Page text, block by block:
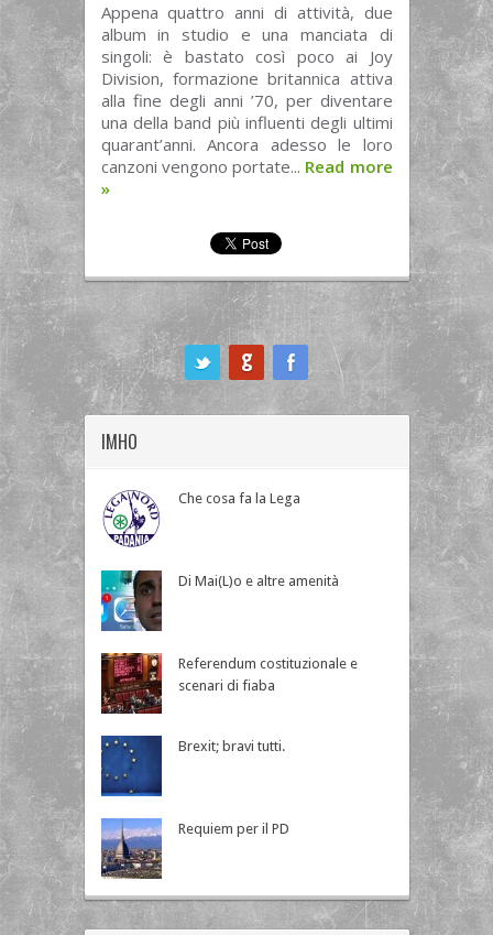
Appena quattro anni di attività, due
album in studio e una manciata di
singoli: è bastato così poco ai Joy
Division, formazione britannica attiva
alla fine degli anni ’70, per diventare
una della band più influenti degli ultimi
quarant’anni. Ancora adesso le loro
canzoni vengono portate... Read more
»
IMHO
Che cosa fa la Lega
Di Mai(L)o e altre amenità
Referendum costituzionale e
scenari di fiaba
Brexit; bravi tutti.
Requiem per il PD